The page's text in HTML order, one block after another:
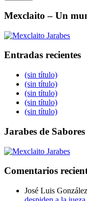
Mexclaito – Un
Entradas recientes
(sin título)
(sin título)
(sin título)
(sin título)
(sin título)
Jarabes de
Comentarios
José Luis González